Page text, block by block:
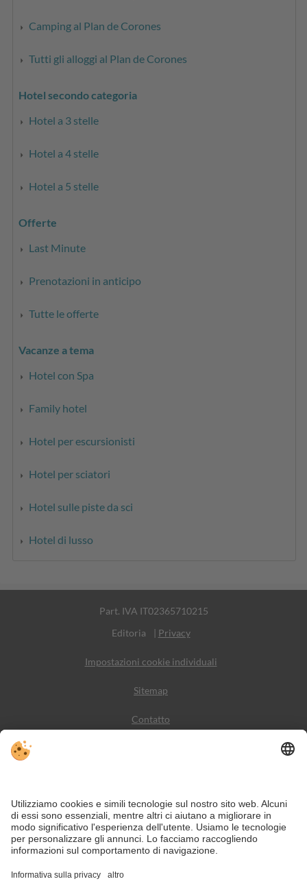
Camping al Plan de Corones
Tutti gli alloggi al Plan de Corones
Hotel secondo categoria
Hotel a 3 stelle
Hotel a 4 stelle
Hotel a 5 stelle
Offerte
Last Minute
Prenotazioni in anticipo
Tutte le offerte
Vacanze a tema
Hotel con Spa
Family hotel
Hotel per escursionisti
Hotel per sciatori
Hotel sulle piste da sci
Hotel di lusso
Part. IVA IT02365710215
Editoria
| Privacy
Impostazioni cookie individuali
Sitemap
Contatto
VIVODolomiti è il portale di viaggio per una vacanza in
montagna indimenticabile – con alloggi e offerte nelle
Dolomiti, Patrimonio Naturale dell’Umanità UNESCO.